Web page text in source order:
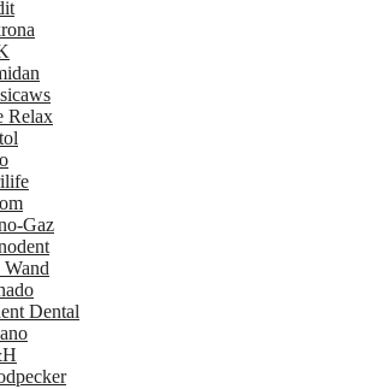
Relax
Gaz
Wand
Dental